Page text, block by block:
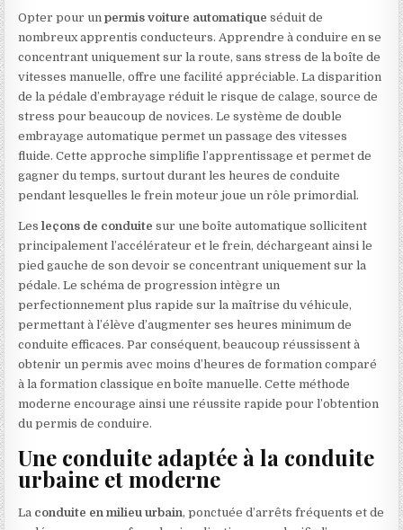
Opter pour unpermis voiture automatique séduit de
nombreux apprentis conducteurs. Apprendre à conduire en se
concentrant uniquement sur la route, sans stress de la boîte de
vitesses manuelle, offre une facilité appréciable. La disparition
de la pédale d’embrayage réduit le risque de calage, source de
stress pour beaucoup de novices. Le système de double
embrayage automatique permet un passage des vitesses
fluide. Cette approche simplifie l’apprentissage et permet de
gagner du temps, surtout durant les heures de conduite
pendant lesquelles le frein moteur joue un rôle primordial.
Lesleçons de conduite sur une boîte automatique sollicitent
principalement l’accélérateur et le frein, déchargeant ainsi le
pied gauche de son devoir se concentrant uniquement sur la
pédale. Le schéma de progression intègre un
perfectionnement plus rapide sur la maîtrise du véhicule,
permettant à l’élève d’augmenter ses heures minimum de
conduite efficaces. Par conséquent, beaucoup réussissent à
obtenir un permis avec moins d’heures de formation comparé
à la formation classique en boîte manuelle. Cette méthode
moderne encourage ainsi une réussite rapide pour l’obtention
du permis de conduire.
Une conduite adaptée à la conduite
urbaine et moderne
La conduite en milieu urbain, ponctuée d’arrêts fréquents et de